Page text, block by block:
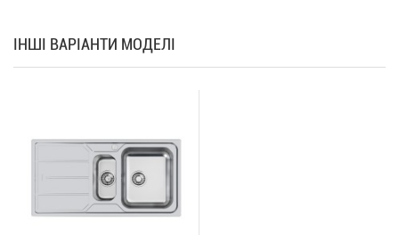
ІНШІ ВАРІАНТИ МОДЕЛІ